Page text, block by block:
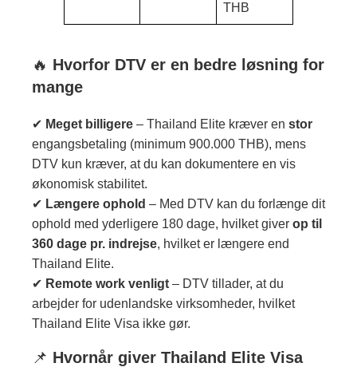
THB
🔥 Hvorfor DTV er en bedre løsning for
mange
✔ Meget billigere – Thailand Elite kræver en stor
engangsbetaling (minimum 900.000 THB), mens
DTV kun kræver, at du kan dokumentere en vis
økonomisk stabilitet.
✔ Længere ophold – Med DTV kan du forlænge dit
ophold med yderligere 180 dage, hvilket giver op til
360 dage pr. indrejse, hvilket er længere end
Thailand Elite.
✔ Remote work venligt – DTV tillader, at du
arbejder for udenlandske virksomheder, hvilket
Thailand Elite Visa ikke gør.
📌 Hvornår giver Thailand Elite Visa